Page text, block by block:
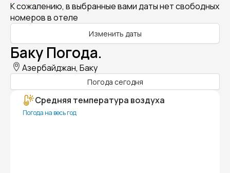
К сожалению, в выбранные вами даты нет свободных
номеров в отеле
Изменить даты
Баку Погода.
Азербайджан, Баку
Погода сегодня
Средняя температура воздуха
Погода на весь год